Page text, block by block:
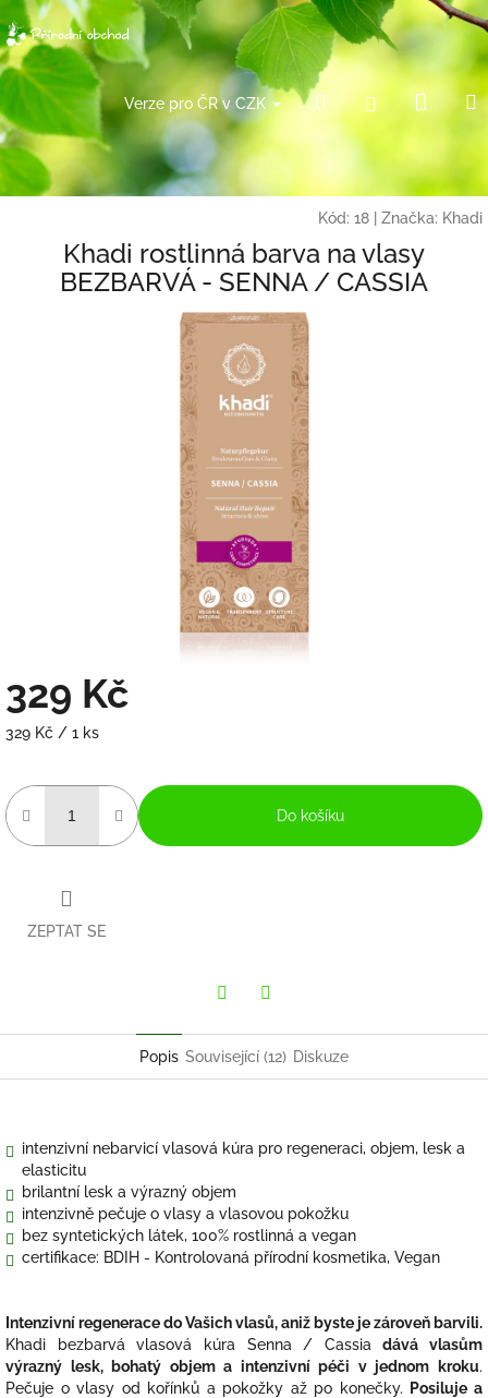
Přejít
na
obsah
Verze pro ČR v CZK Hledat Přihlášení
košík
Kód: 18 Značka: Khadi
Khadi rostlinná barva na vlasy
BEZBARVÁ - SENNA / CASSIA
329 Kč
Měrná
329 Kč / 1 ks
Do košíku
ZEPTAT SE
Popis Související (12) Diskuze
intenzivní nebarvicí vlasová kúra pro regeneraci, objem, lesk a
elasticitu
brilantní lesk a výrazný objem
intenzivně pečuje o vlasy a vlasovou pokožku
bez syntetických látek, 100% rostlinná a vegan
certifikace: BDIH - Kontrolovaná přírodní kosmetika, Vegan
Intenzivní regenerace do Vašich vlasů, aniž byste je zároveň barvili.
Khadi bezbarvá vlasová kúra Senna / Cassiadává vlasům
výrazný lesk, bohatý objem a intenzivní péči v jednom kroku.
Pečuje o vlasy od kořínků a pokožky až po konečky.
Posiluje a